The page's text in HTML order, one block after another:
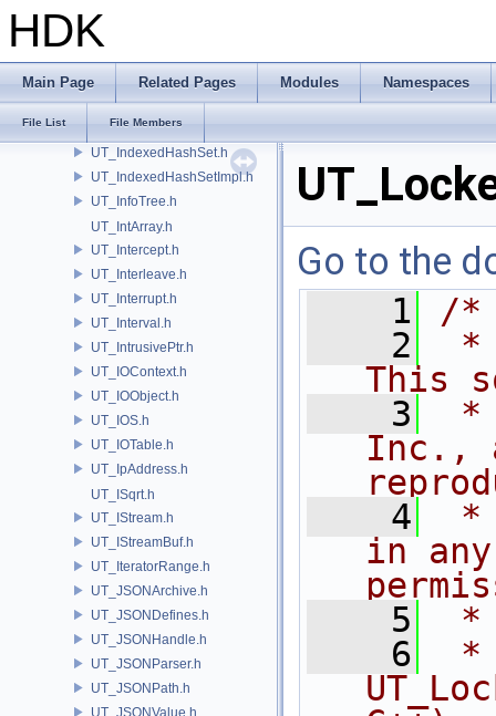
HDK
Main Page Related Pages Modules Namespaces
File List File Members
UT_HUSDExtraAOVResource.h
UT_IdnaName.h
UT_IndexedHashMap.h
UT_IndexedHashMapT.h
UT_IndexedHashSet.h
UT_IndexedHashSetImpl.h
UT_InfoTree.h
UT_IntArray.h
UT_Intercept.h
UT_Interleave.h
UT_Interrupt.h
UT_Interval.h
UT_IntrusivePtr.h
UT_IOContext.h
UT_IOObject.h
UT_IOS.h
UT_IOTable.h
UT_IpAddress.h
UT_ISqrt.h
UT_IStream.h
UT_IStreamBuf.h
UT_IteratorRange.h
UT_JSONArchive.h
UT_JSONDefines.h
UT_JSONHandle.h
UT_JSONParser.h
UT_JSONPath.h
UT_JSONValue.h
Go to the
    1
/*
    2
*
This
    3
*
Inc.,
    4
*
in
    5
*
    6
*